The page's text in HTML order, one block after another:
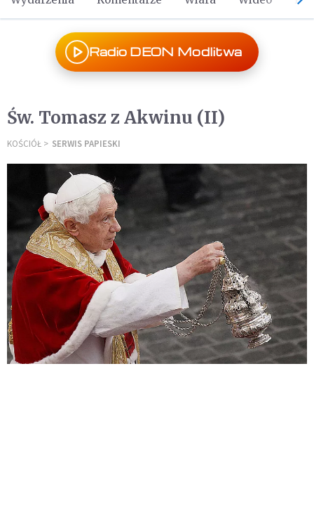
Radio DEON Modlitwa
Św. Tomasz z Akwinu (II)
KOŚCIÓŁ SERWIS PAPIESKI